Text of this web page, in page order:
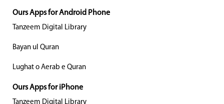
Ours Apps for Android Phone
Tanzeem Digital Library
Bayan ul Quran
Lughat o Aerab e Quran
Ours Apps for iPhone
Tanzeem Digital Library